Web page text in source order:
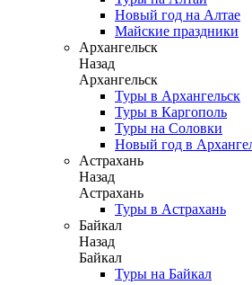
Новый год на Алтае
Майские праздники
Архангельск
Назад
Архангельск
Туры в Архангельск
Туры в Каргополь
Туры на Соловки
Новый год в
Астрахань
Назад
Астрахань
Туры в Астрахань
Байкал
Назад
Байкал
Туры на Байкал